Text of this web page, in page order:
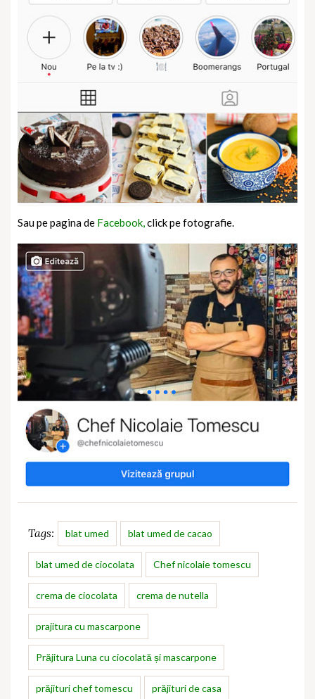
Sau pe pagina de Facebook,click pe fotografie.
Tags: blat umed blat umed de cacao
blat umed de ciocolata Chef nicolaie tomescu
crema de ciocolata crema de nutella
prajitura cu mascarpone
Prăjitura Luna cu ciocolată și mascarpone
prăjituri chef tomescu prăjituri de casa